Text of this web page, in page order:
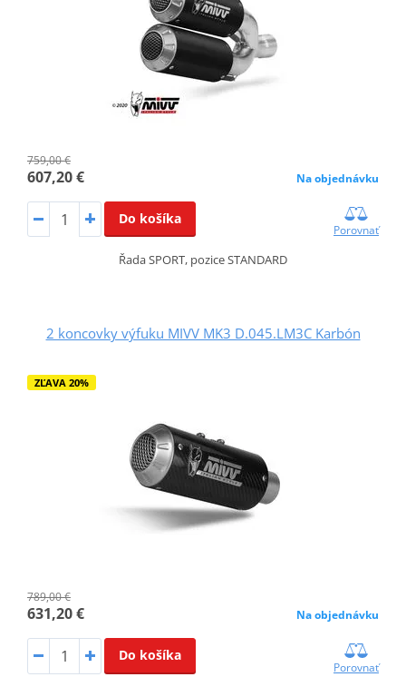
759,00 €
607,20 € Na objednávku
Do košíka
Porovnať
Řada SPORT, pozice STANDARD
2 koncovky výfuku MIVV MK3 D.045.LM3C Karbón
ZĽAVA 20%
789,00 €
631,20 € Na objednávku
Do košíka
Porovnať